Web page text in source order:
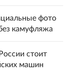
фото
камуфляжа
стоит
машин